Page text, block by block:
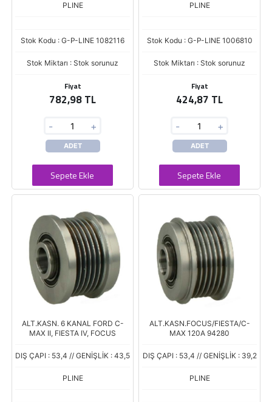
PLINE
Stok Kodu : G-P-LINE 1082116
Stok Miktarı : Stok sorunuz
Fiyat
782,98 TL
- +
ADET
Sepete Ekle
PLINE
Stok Kodu : G-P-LINE 1006810
Stok Miktarı : Stok sorunuz
Fiyat
424,87 TL
- +
ADET
Sepete Ekle
ALT.KASN. 6 KANAL FORD C-
MAX II, FIESTA IV, FOCUS
DIŞ ÇAPI : 53,4 // GENİŞLİK : 43,5
PLINE
ALT.KASN.FOCUS/FIESTA/C-
MAX 120A 94280
DIŞ ÇAPI : 53,4 // GENİŞLİK : 39,2
PLINE